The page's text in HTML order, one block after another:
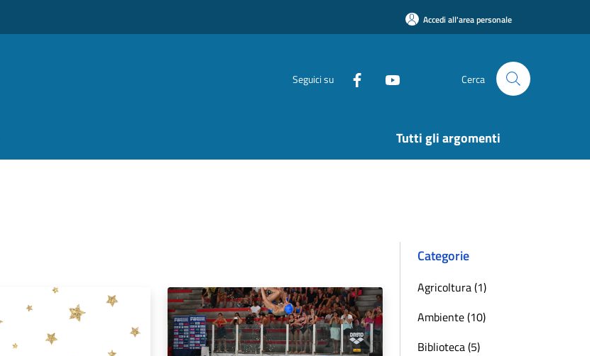
Accedi all'area personale
Seguici su Cerca
Tutti gli argomenti
Categorie
Agricoltura (1)
Ambiente (10)
Biblioteca (5)